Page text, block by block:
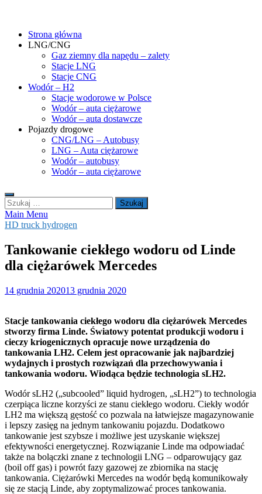
content
(wodór). Opisy pojazdów, tankowanie gazu ziemnego i wodoru,
rynek paliw gazowych, analizy.
Strona główna
LNG/CNG
Gaz ziemny dla napędu – zalety
Stacje LNG
Stacje CNG
Wodór – H2
Stacje wodorowe w Polsce
Wodór – auta ciężarowe
Wodór – auta dostawcze
Pojazdy drogowe
CNG/LNG – Autobusy
LNG – Auta ciężarowe
Wodór – autobusy
Wodór – auta ciężarowe
Szukaj:
Main Menu
HD truck hydrogen
Tankowanie ciekłego wodoru od Linde
dla ciężarówek Mercedes
14 grudnia 202013 grudnia 2020
Stacje tankowania ciekłego wodoru dla ciężarówek Mercedes
stworzy firma Linde. Światowy potentat produkcji wodoru i
cieczy kriogenicznych opracuje nowe urządzenia do
tankowania LH2. Celem jest opracowanie jak najbardziej
wydajnych i prostych rozwiązań dla przechowywania i
tankowania wodoru. Wiodąca będzie technologia sLH2.
Wodór sLH2 („subcooled” liquid hydrogen, „sLH2”) to technologia
czerpiąca liczne korzyści ze stanu ciekłego wodoru. Ciekły wodór
LH2 ma większą gęstość co pozwala na łatwiejsze magazynowanie
i lepszy zasięg na jednym tankowaniu pojazdu. Dodatkowo
tankowanie jest szybsze i możliwe jest uzyskanie większej
efektywności energetycznej. Rozwiązanie Linde ma odpowiadać
także na bolączki znane z technologii LNG – odparowujący gaz
(boil off gas) i powrót fazy gazowej ze zbiornika na stację
tankowania. Ciężarówki Mercedes na wodór będą komunikowały
się ze stacją Linde, aby zoptymalizować proces tankowania.